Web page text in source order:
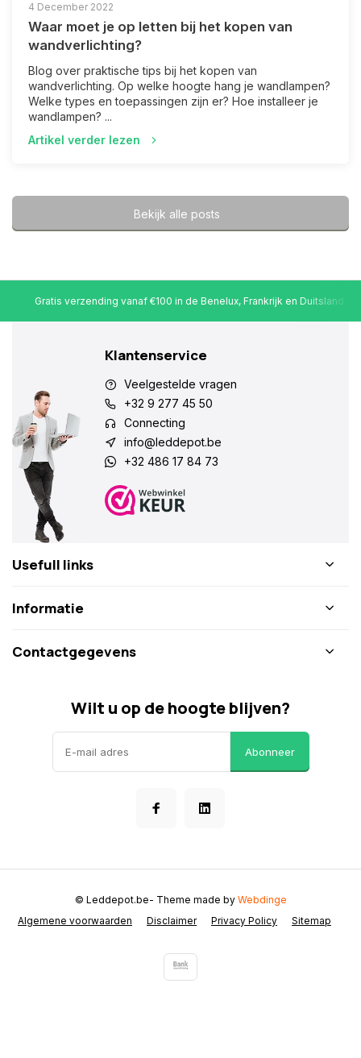
4 December 2022
Waar moet je op letten bij het kopen van
wandverlichting?
Blog over praktische tips bij het kopen van
wandverlichting. Op welke hoogte hang je wandlampen?
Welke types en toepassingen zijn er? Hoe installeer je
wandlampen? ...
Artikel verder lezen
Bekijk alle posts
Gratis verzending vanaf €100 in de Benelux, Frankrijk en Duitsland
Klantenservice
Veelgestelde vragen
+32 9 277 45 50
Connecting
info@leddepot.be
+32 486 17 84 73
Usefull links
Informatie
Contactgegevens
Wilt u op de hoogte blijven?
Abonneer
Algemene voorwaarden Disclaimer Privacy Policy Sitemap
© Leddepot.be- Theme made by Webdinge